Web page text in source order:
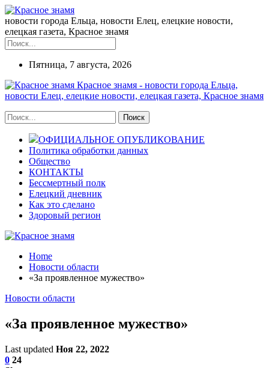
новости города Ельца, новости Елец, елецкие новости,
елецкая газета, Красное знамя
Пятница, 7 августа, 2026
Красное знамя - новости города Ельца,
новости Елец, елецкие новости, елецкая газета, Красное знамя
ОФИЦИАЛЬНОЕ ОПУБЛИКОВАНИЕ
Политика обработки данных
Общество
КОНТАКТЫ
Бессмертный полк
Елецкий дневник
Как это сделано
Здоровый регион
Home
Новости области
«За проявленное мужество»
Новости области
«За проявленное мужество»
Last updated Ноя 22, 2022
0 24